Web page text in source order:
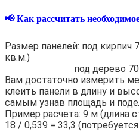
📢 Как рассчитать
Размер панелей: под кирпич
кв.м.)
под дерево 70*70
Вам достаточно измерить
клеить панели в длину и
самым узнав площадь и
Пример расчета: 9 м (длина
18 / 0,539 = 33,3